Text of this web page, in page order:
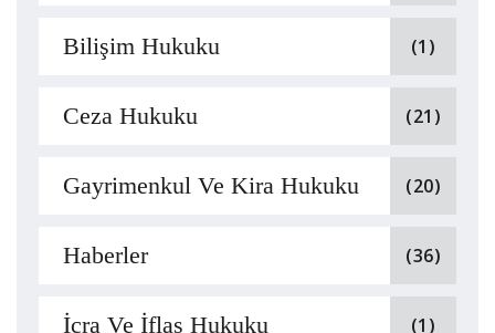
Bilişim Hukuku (1)
Ceza Hukuku (21)
Gayrimenkul Ve Kira Hukuku (20)
Haberler (36)
İcra Ve İflas Hukuku (1)